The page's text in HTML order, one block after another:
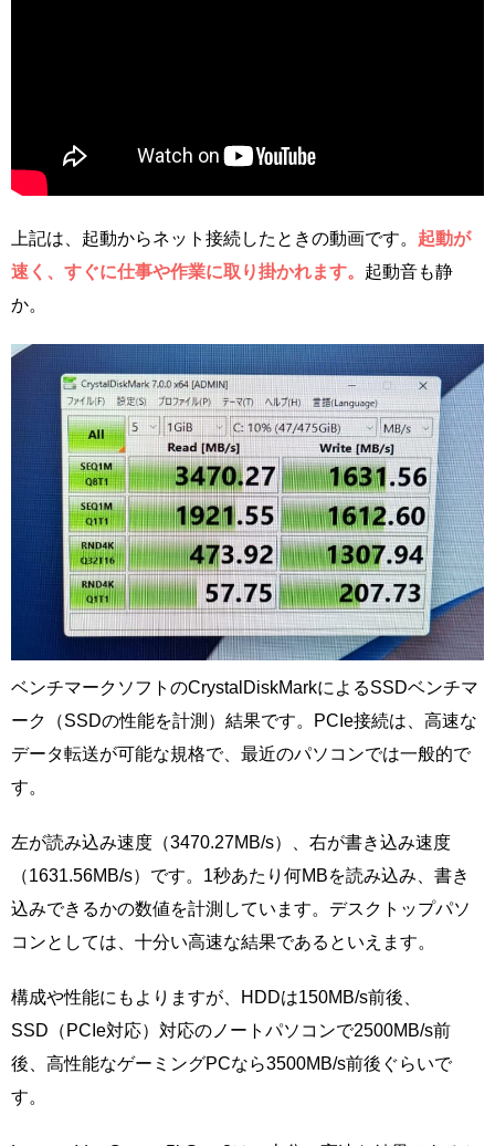
上記は、起動からネット接続したときの動画です。 起動が
速く、すぐに仕事や作業に取り掛かれます。 起動音も静
か。
ベンチマークソフトのCrystalDiskMarkによるSSDベンチマ
ーク（SSDの性能を計測）結果です。PCIe接続は、高速な
データ転送が可能な規格で、最近のパソコンでは一般的で
す。
左が読み込み速度（3470.27MB/s）、右が書き込み速度
（1631.56MB/s）です。1秒あたり何MBを読み込み、書き
込みできるかの数値を計測しています。デスクトップパソ
コンとしては、十分い高速な結果であるといえます。
構成や性能にもよりますが、HDDは150MB/s前後、
SSD（PCIe対応）対応のノートパソコンで2500MB/s前
後、高性能なゲーミングPCなら3500MB/s前後ぐらいで
す。